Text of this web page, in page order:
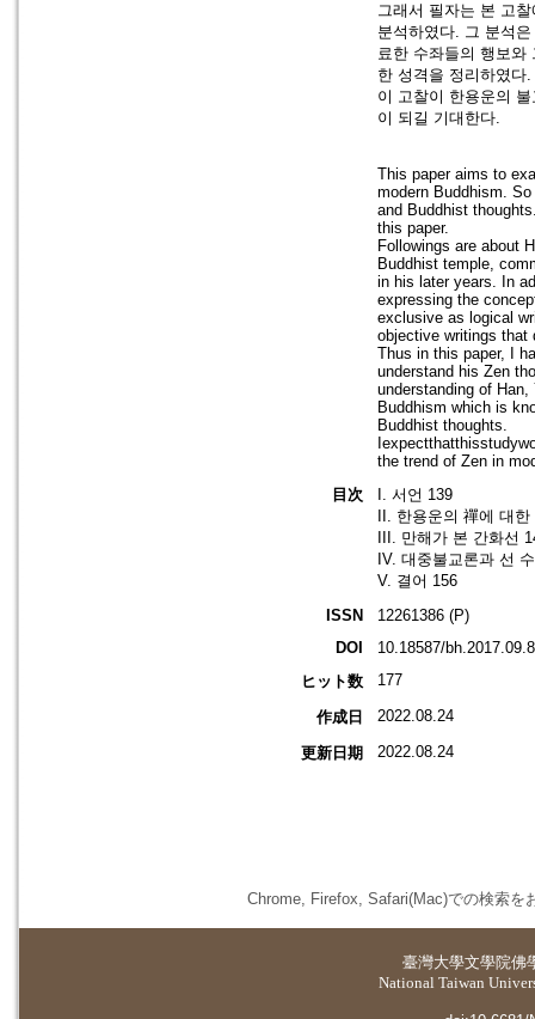
그래서 필자는 본 고
분석하였다. 그 분석
료한 수좌들의 행보와
한 성격을 정리하였다.
이 고찰이 한용운의
이 되길 기대한다.
This paper aims to
modern Buddhism.
and Buddhist
this paper.
Followings are about
Buddhist temple,
in his later years. In
expressing the
exclusive as logical
objective writings that
Thus in this paper, I
understand his Zen
understanding of
Buddhism which is
Buddhist thoughts.
the trend of Zen in
目次
I. 서언 139
II. 한용운의 禪에 대
III. 만해가 본 간화선
IV. 대중불교론과 선
V. 결어 156
ISSN
12261386 (P)
DOI
10.18587/
ヒット数
177
作成日 2022.08.24
更新日期 2022.08.24
Chrome, Firefox, Safari(Mac)での検索を
臺灣大學文學院佛
National Taiwan